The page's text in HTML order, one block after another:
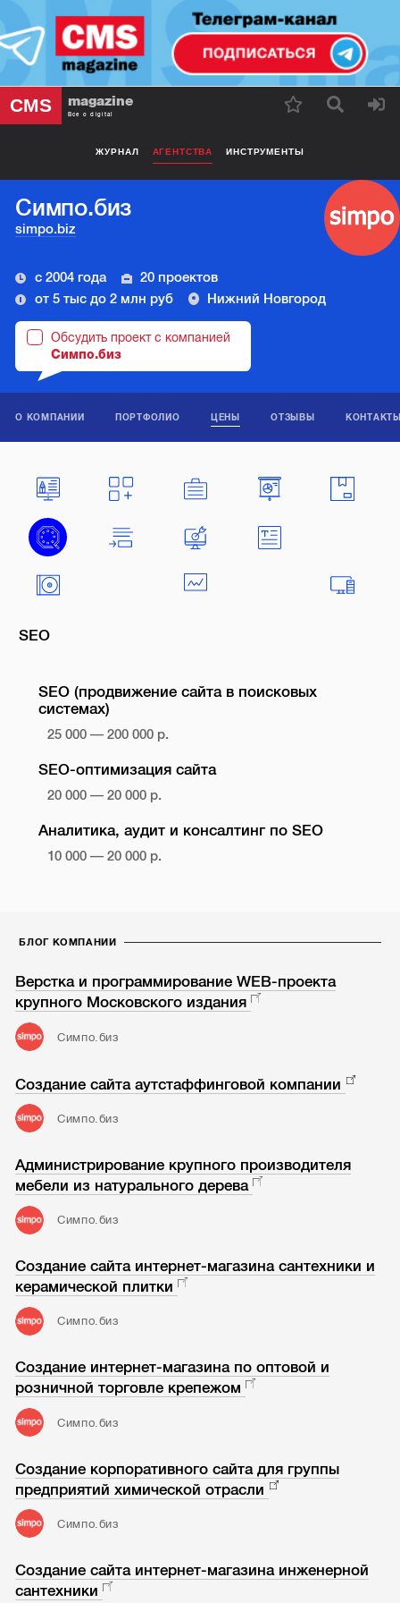
CMS magazine
Все о digital
ЖУРНАЛ АГЕНТСТВА ИНСТРУМЕНТЫ
Симпо.биз
simpo.biz
с 2004 года
20 проектов
от 5 тыс до 2 млн руб
Нижний Новгород
Обсудить проект с компанией
Симпо.биз
О КОМПАНИИ ПОРТФОЛИО ЦЕНЫ ОТЗЫВЫ
SEO
SEO (продвижение сайта в поисковых
системах)
25 000 — 200 000 р.
SEO-оптимизация сайта
20 000 — 20 000 р.
Аналитика, аудит и консалтинг по SEO
10 000 — 20 000 р.
БЛОГ КОМПАНИИ
Верстка и программирование WEB-проекта
крупного Московского издания
Симпо.биз
Создание сайта аутстаффинговой компании
Симпо.биз
Администрирование крупного производителя
мебели из натурального дерева
Симпо.биз
Создание сайта интернет-магазина сантехники и
керамической плитки
Симпо.биз
Создание интернет-магазина по оптовой и
розничной торговле крепежом
Симпо.биз
Создание корпоративного сайта для группы
предприятий химической отрасли
Симпо.биз
Создание сайта интернет-магазина инженерной
сантехники